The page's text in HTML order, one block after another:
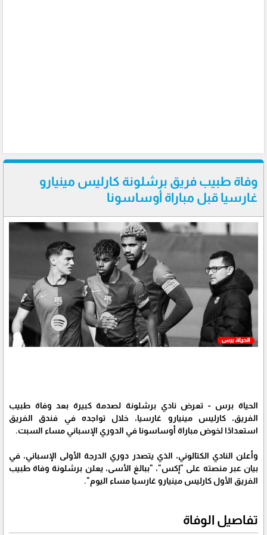
وفاة طبيب فريق برشلونة كارليس مينيارو
غارسيا قبل مباراة أوساسونا
الحياة برس - تعرض نادي برشلونة لصدمة كبيرة بعد وفاة طبيب
الفريق، كارليس مينيارو غارسيا، خلال تواجده في فندق الفريق
استعدادًا لخوض مباراة أوساسونا في الدوري الإسباني مساء السبت.
وأعلن النادي الكتالوني، الذي يتصدر دوري الدرجة الأولى الإسباني، في
بيان عبر منصته على "إكس"، "ببالغ الأسى، يعلن برشلونة وفاة طبيب
الفريق الأول كارليس مينيارو غارسيا مساء اليوم".
تفاصيل الوفاة